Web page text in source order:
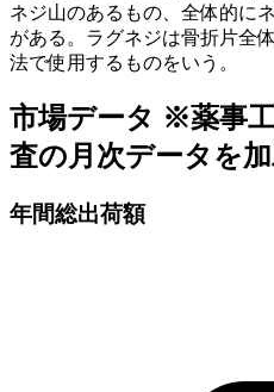
ネジ山のあるもの、全体的に
がある。ラグネジは骨折片全
法で使用するものをいう。
市場データ ※薬事
査の月次データを
年間総出荷額